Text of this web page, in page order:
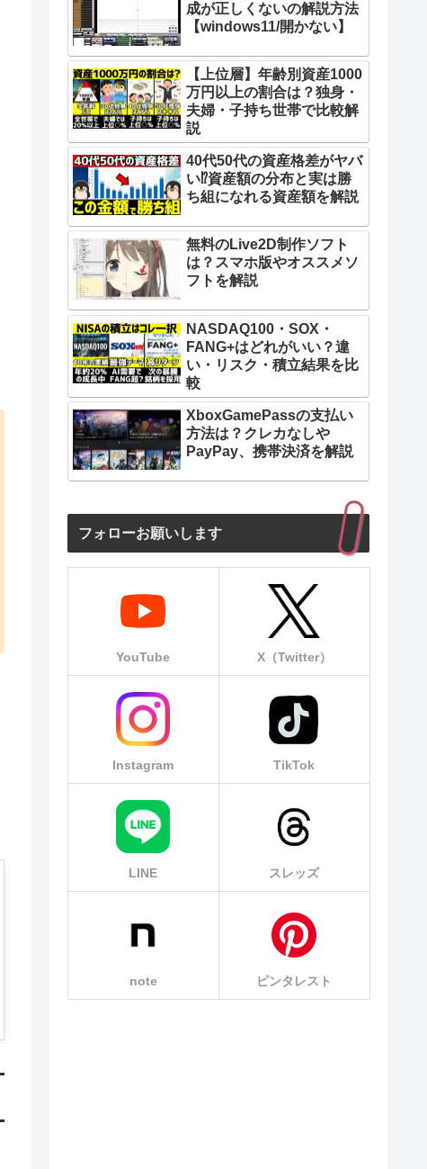
成が正しくないの解説方法
【windows11/開かない】
【上位層】年齢別資産1000
万円以上の割合は？独身・
夫婦・子持ち世帯で比較解
説
40代50代の資産格差がヤバ
い⁉︎資産額の分布と実は勝
ち組になれる資産額を解説
無料のLive2D制作ソフト
は？スマホ版やオススメソ
フトを解説
NASDAQ100・SOX・
FANG+はどれがいい？違
い・リスク・積立結果を比
較
XboxGamePassの支払い
方法は？クレカなしや
PayPay、携帯決済を解説
フォローお願いします
YouTube X（Twitter）
Instagram TikTok
LINE スレッズ
note ピンタレスト